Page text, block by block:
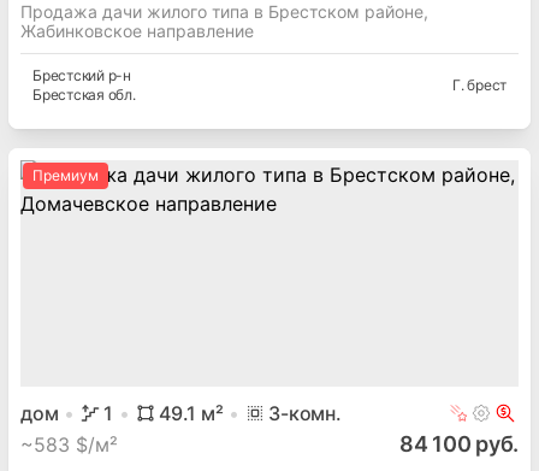
Продажа дачи жилого типа в Брестском районе,
Жабинковское направление
Брестский р-н
Брестская обл.
Г. брест
Премиум
дом 1 49.1 м² 3-комн.
~583 $/м² 84 100 руб.